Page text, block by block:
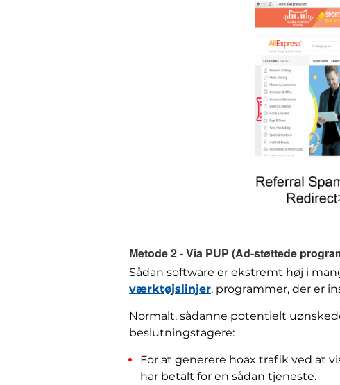
Metode 2 - Via PUP (Ad-støttede
Sådan software er ekstremt høj i
værktøjslinjer, programmer, der er
Normalt, sådanne potentielt
beslutningstagere:
For at generere hoax trafik ved at
har betalt for en sådan tjeneste.